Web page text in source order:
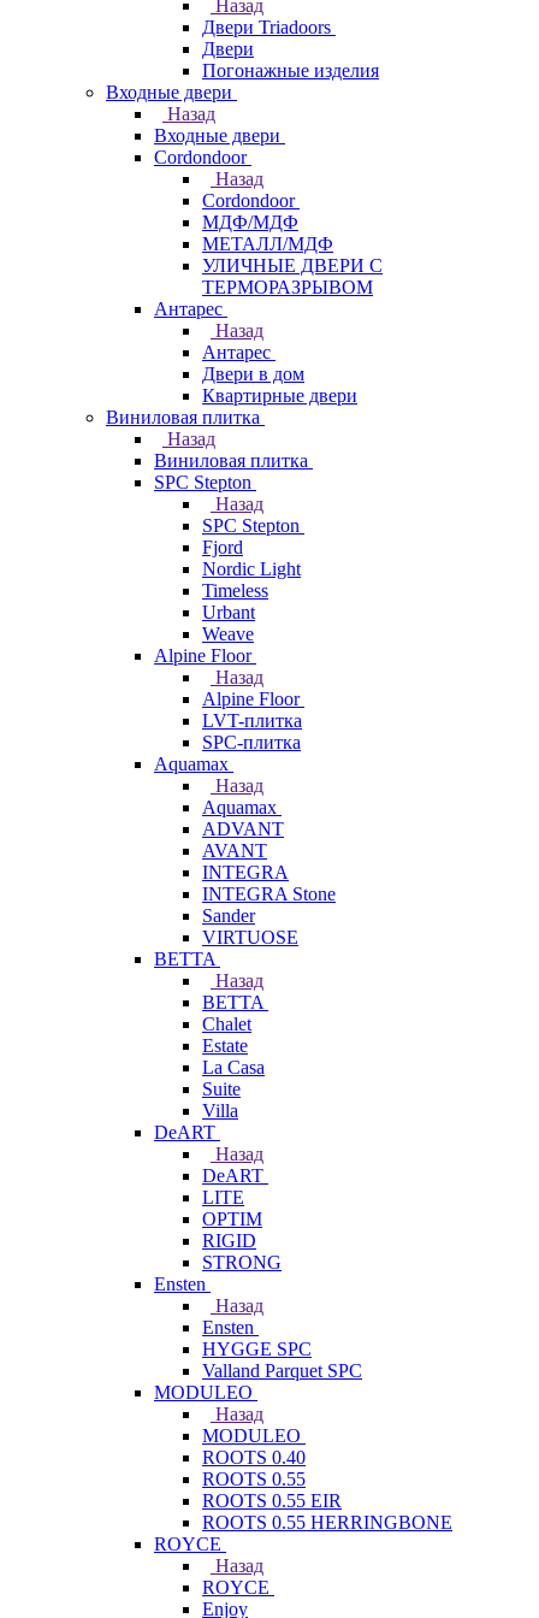
Назад
Двери Triadoors
Двери
Погонажные изделия
Входные двери
Назад
Входные двери
Cordondoor
Назад
Cordondoor
МДФ/МДФ
МЕТАЛЛ/МДФ
УЛИЧНЫЕ ДВЕРИ С
ТЕРМОРАЗРЫВОМ
Антарес
Назад
Антарес
Двери в дом
Квартирные двери
Виниловая плитка
Назад
Виниловая плитка
SPC Stepton
Назад
SPC Stepton
Fjord
Nordic Light
Timeless
Urbant
Weave
Alpine Floor
Назад
Alpine Floor
LVT-плитка
SPC-плитка
Aquamax
Назад
Aquamax
ADVANT
AVANT
INTEGRA
INTEGRA Stone
Sander
VIRTUOSE
BETTA
Назад
BETTA
Chalet
Estate
La Casa
Suite
Villa
DeART
Назад
DeART
LITE
OPTIM
RIGID
STRONG
Ensten
Назад
Ensten
HYGGE SPC
Valland Parquet SPC
MODULEO
Назад
MODULEO
ROOTS 0.40
ROOTS 0.55
ROOTS 0.55 EIR
ROOTS 0.55 HERRINGBONE
ROYCE
Назад
ROYCE
Enjoy